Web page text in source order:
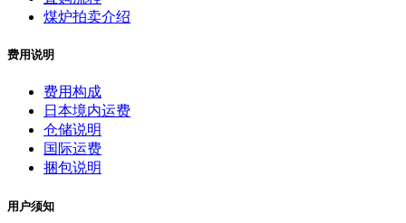
煤炉拍卖介绍
费用说明
费用构成
日本境内运费
仓储说明
国际运费
捆包说明
用户须知